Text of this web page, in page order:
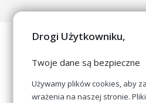
Drogi Użytkowniku,
Twoje dane są bezpieczne
Używamy plików cookies, aby
wrażenia na naszej stronie.
Dane